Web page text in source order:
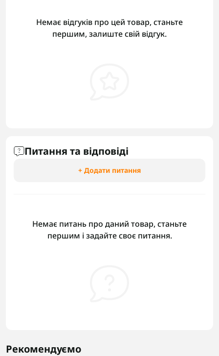
Немає відгуків про цей товар, станьте
першим, залиште свій відгук.
Питання та відповіді
+ Додати питання
Немає питань про даний товар, станьте
першим і задайте своє питання.
Рекомендуємо